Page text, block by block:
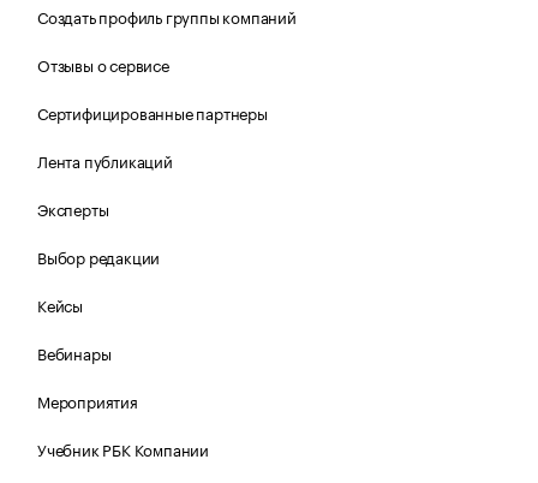
Создать профиль группы компаний
Отзывы о сервисе
Сертифицированные партнеры
Лента публикаций
Эксперты
Выбор редакции
Кейсы
Вебинары
Мероприятия
Учебник РБК Компании